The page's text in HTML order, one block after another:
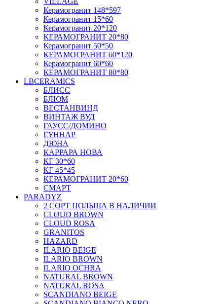
Керамогранит 148*597
Керамогранит 15*60
Керамогранит 20*120
КЕРАМОГРАНИТ 20*80
Керамогранит 50*50
КЕРАМОГРАНИТ 60*120
Керамогранит 60*60
КЕРАМОГРАНИТ 80*80
LBCERAMICS
БЛИСС
БЛЮМ
ВЕСТАНВИНД
ВИНТАЖ ВУД
ГАУСС/ДОМИНО
ГУННАР
ДЮНА
КАРРАРА НОВА
КГ 30*60
КГ 45*45
КЕРАМОГРАНИТ 20*60
СМАРТ
PARADYZ
2 СОРТ ПОЛЬША В НАЛИЧИИ
CLOUD BROWN
CLOUD ROSA
GRANITOS
HAZARD
ILARIO BEIGE
ILARIO BROWN
ILARIO OCHRA
NATURAL BROWN
NATURAL ROSA
SCANDIANO BEIGE